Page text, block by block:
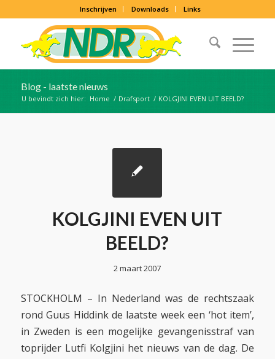
Inschrijven Downloads Links
Blog - laatste nieuws
U bevindt zich hier: Home / Drafsport / KOLGJINI EVEN UIT BEELD?
KOLGJINI EVEN UIT
BEELD?
2 maart 2007
STOCKHOLM – In Nederland was de rechtszaak
rond Guus Hiddink de laatste week een ‘hot item’,
in Zweden is een mogelijke gevangenisstraf van
toprijder Lutfi Kolgjini het nieuws van de dag. De